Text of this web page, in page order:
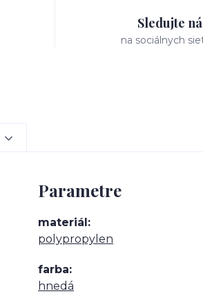
Sledujte
na sociálnych
Parametre
materiál
polypropylen
farba
hnedá